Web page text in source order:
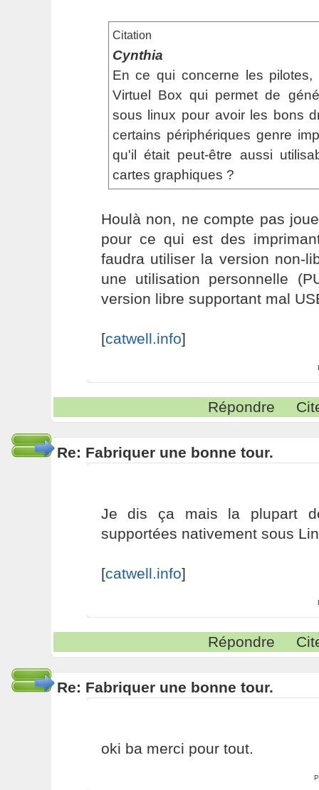
Citation
Cynthia
En ce qui concerne les
Virtuel Box qui permet de
sous linux pour avoir les bons
certains périphériques genre
qu'il était peut-être aussi
cartes graphiques ?
Houlà non, ne compte pas
pour ce qui est des
faudra utiliser la version non-
une utilisation personnelle
version libre supportant mal
[catwell.info]
Répondre
Re: Fabriquer une bonne tour.
Je dis ça mais la plupart
supportées nativement sous
[catwell.info]
Répondre
Re: Fabriquer une bonne tour.
oki ba merci pour tout.